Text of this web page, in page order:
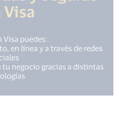
Visa
Visa puedes:
en línea y a través de redes
tu negocio gracias a distintas